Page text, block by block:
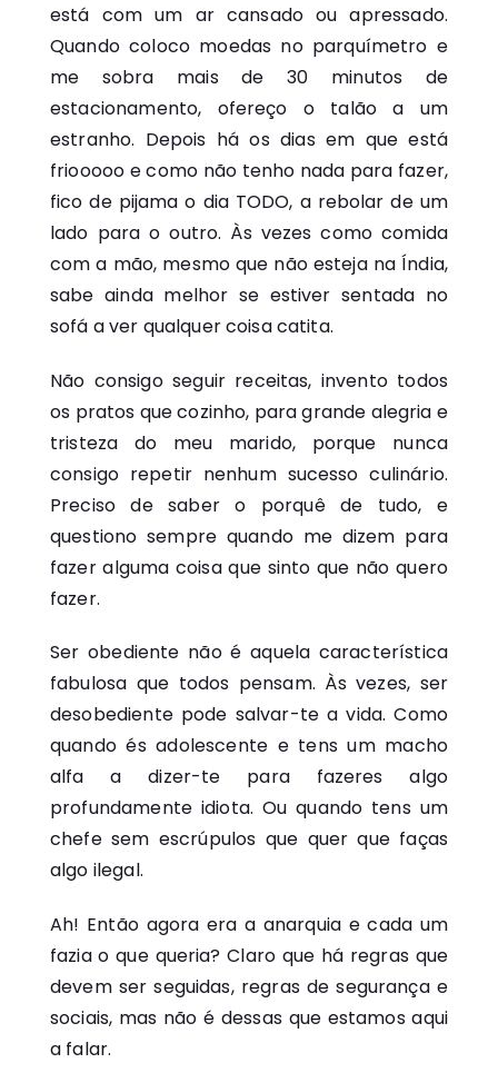
está com um ar cansado ou apressado.
Quando coloco moedas no parquímetro e
me sobra mais de 30 minutos de
estacionamento, ofereço o talão a um
estranho. Depois há os dias em que está
friooooo e como não tenho nada para fazer,
fico de pijama o dia TODO, a rebolar de um
lado para o outro. Às vezes como comida
com a mão, mesmo que não esteja na Índia,
sabe ainda melhor se estiver sentada no
sofá a ver qualquer coisa catita.
Não consigo seguir receitas, invento todos
os pratos que cozinho, para grande alegria e
tristeza do meu marido, porque nunca
consigo repetir nenhum sucesso culinário.
Preciso de saber o porquê de tudo, e
questiono sempre quando me dizem para
fazer alguma coisa que sinto que não quero
fazer.
Ser obediente não é aquela característica
fabulosa que todos pensam. Às vezes, ser
desobediente pode salvar-te a vida. Como
quando és adolescente e tens um macho
alfa a dizer-te para fazeres algo
profundamente idiota. Ou quando tens um
chefe sem escrúpulos que quer que faças
algo ilegal.
Ah! Então agora era a anarquia e cada um
fazia o que queria? Claro que há regras que
devem ser seguidas, regras de segurança e
sociais, mas não é dessas que estamos aqui
a falar.